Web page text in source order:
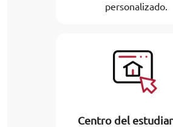
personalizado.
Centro del